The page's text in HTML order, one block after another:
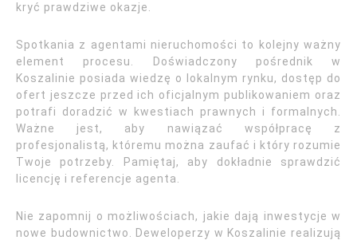
kryć prawdziwe okazje.
Spotkania z agentami nieruchomości to kolejny ważny
element procesu. Doświadczony pośrednik w
Koszalinie posiada wiedzę o lokalnym rynku, dostęp do
ofert jeszcze przed ich oficjalnym publikowaniem oraz
potrafi doradzić w kwestiach prawnych i formalnych.
Ważne jest, aby nawiązać współpracę z
profesjonalistą, któremu można zaufać i który rozumie
Twoje potrzeby. Pamiętaj, aby dokładnie sprawdzić
licencję i referencje agenta.
Nie zapomnij o możliwościach, jakie dają inwestycje w
nowe budownictwo. Deweloperzy w Koszalinie realizują